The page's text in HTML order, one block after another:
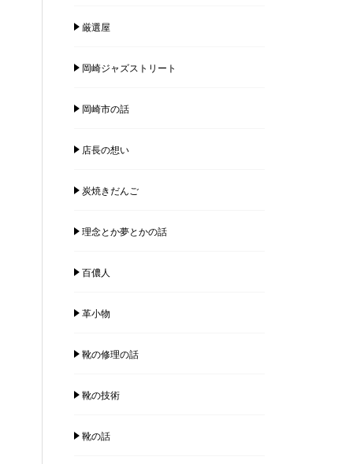
厳選屋
岡崎ジャズストリート
岡崎市の話
店長の想い
炭焼きだんご
理念とか夢とかの話
百儂人
革小物
靴の修理の話
靴の技術
靴の話